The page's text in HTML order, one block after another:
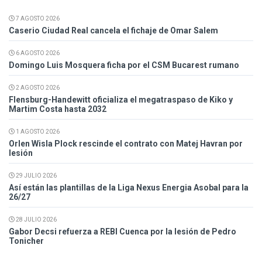
7 AGOSTO 2026
Caserio Ciudad Real cancela el fichaje de Omar Salem
6 AGOSTO 2026
Domingo Luis Mosquera ficha por el CSM Bucarest rumano
2 AGOSTO 2026
Flensburg-Handewitt oficializa el megatraspaso de Kiko y
Martim Costa hasta 2032
1 AGOSTO 2026
Orlen Wisla Plock rescinde el contrato con Matej Havran por
lesión
29 JULIO 2026
Así están las plantillas de la Liga Nexus Energia Asobal para la
26/27
28 JULIO 2026
Gabor Decsi refuerza a REBI Cuenca por la lesión de Pedro
Tonicher